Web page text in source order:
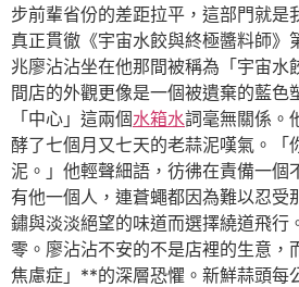
步前輩省份的差距拉平，這部門就是
真正貫徹《宇宙水餃與終極醬料師》
兆廖沾沾坐在他那間被稱為「宇宙水
間店的外觀更像是一個被遺棄的藍色
「中心」這兩個水箱水詞毫無關係。
酵了七個月又七天的老蒜泥嘆氣。「
泥。」他輕聲細語，彷彿在責備一個
有他一個人，連蒼蠅都因為難以忍受
鏽與淡淡絕望的味道而選擇繞道飛行
零。廖沾沾不安的不是店裡的生意
焦慮症」**的深層恐懼。新鮮蒜頭每